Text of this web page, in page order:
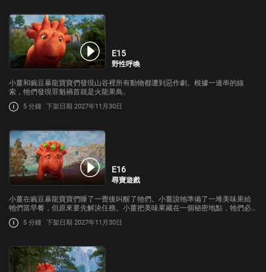
E15
野性呼喚
小薑和豌豆暴龍寶寶們發現山谷裡所有動物都遭到惡作劇。根據一連串的線
索，牠們發現罪魁禍首就是火龍果鳥。
5 分鐘 下架日期 2027年11月30日
E16
尋寶遊戲
小薑在豌豆暴龍寶寶們睡了一覺後叫醒了牠們。小薑說牠準備了一堆美味果給
牠們當早餐，但原來要先解決任務。小薑把美味果藏在一個秘密地點，牠們必
須解開線索才能找到它們。
5 分鐘 下架日期 2027年11月30日